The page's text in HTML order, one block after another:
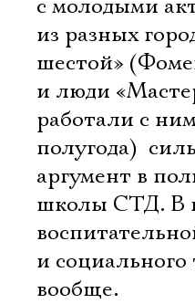
с молодыми
из разных
шестой»
и люди
работали с
полугода) 
аргумент в
школы СТД. В
и социального
вообще.